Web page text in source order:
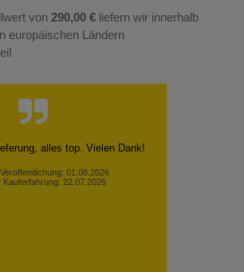
von 290,00 € liefern wir innerhalb
europäischen Ländern
alles top. Vielen Dank!
01.08.2026
Kauferfahrung: 22.07.2026